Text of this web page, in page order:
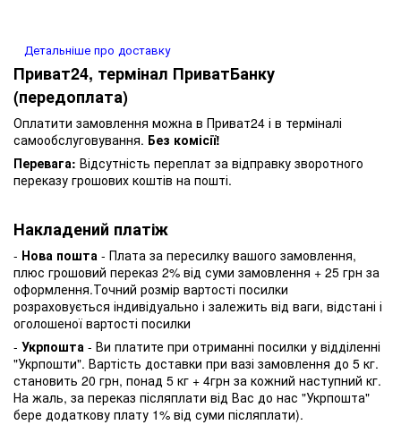
Детальніше про доставку
Приват24, термінал ПриватБанку
(передоплата)
Оплатити замовлення можна в Приват24 і в терміналі
самообслуговування. Без комісії!
Перевага: Відсутність переплат за відправку зворотного
переказу грошових коштів на пошті.
Накладений платіж
- Нова пошта - Плата за пересилку вашого замовлення,
плюс грошовий переказ 2% від суми замовлення + 25 грн за
оформлення.Точний розмір вартості посилки
розраховується індивідуально і залежить від ваги, відстані і
оголошеної вартості посилки
- Укрпошта - Ви платите при отриманні посилки у відділенні
"Укрпошти". Вартість доставки при вазі замовлення до 5 кг.
становить 20 грн, понад 5 кг + 4грн за кожний наступний кг.
На жаль, за переказ післяплати від Вас до нас "Укрпошта"
бере додаткову плату 1% від суми післяплати).